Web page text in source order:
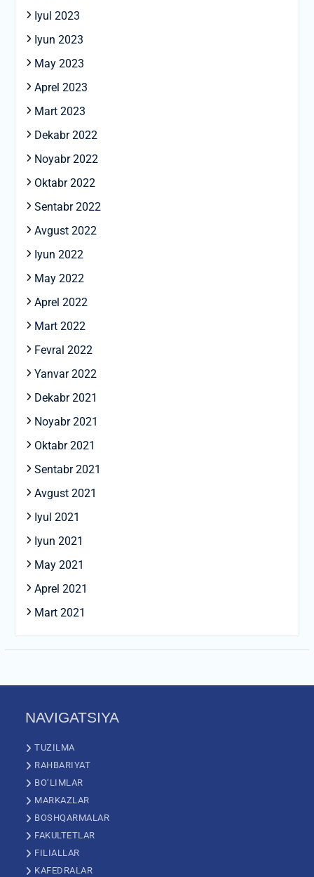
Iyul 2023
Iyun 2023
May 2023
Aprel 2023
Mart 2023
Dekabr 2022
Noyabr 2022
Oktabr 2022
Sentabr 2022
Avgust 2022
Iyun 2022
May 2022
Aprel 2022
Mart 2022
Fevral 2022
Yanvar 2022
Dekabr 2021
Noyabr 2021
Oktabr 2021
Sentabr 2021
Avgust 2021
Iyul 2021
Iyun 2021
May 2021
Aprel 2021
Mart 2021
NAVIGATSIYA
TUZILMA
RAHBARIYAT
BO’LIMLAR
MARKAZLAR
BOSHQARMALAR
FAKULTETLAR
FILIALLAR
KAFEDRALAR